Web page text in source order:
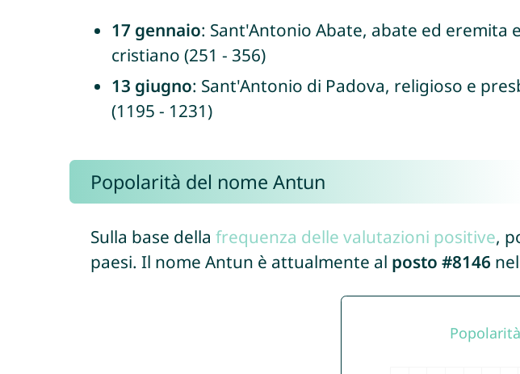
17 gennaio: Sant'Antonio Abate, abate ed
cristiano (251 - 356)
13 giugno: Sant'Antonio di Padova, religioso e
(1195 - 1231)
Popolarità del nome Antun
Sulla base della frequenza delle valutazioni positive,
paesi. Il nome Antun è attualmente al posto #8146